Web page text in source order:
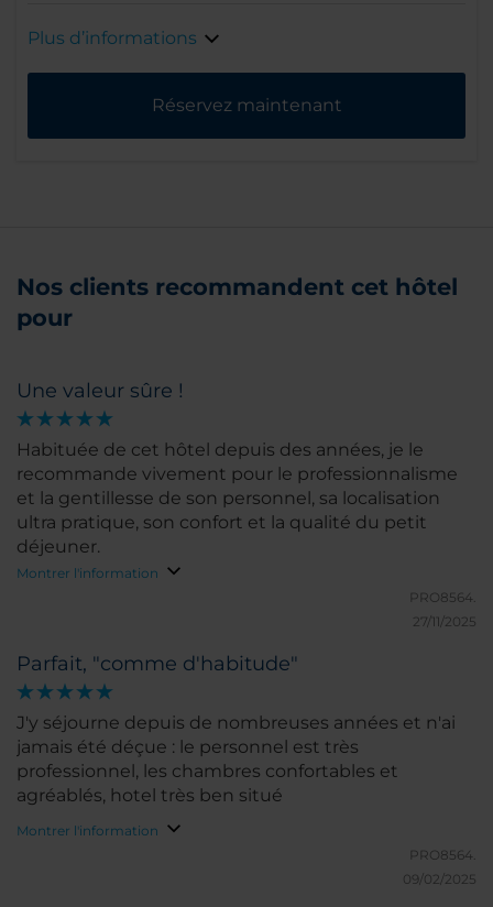
Plus d’informations
Réservez maintenant
Nos clients recommandent cet hôtel
pour
Une valeur sûre !
Habituée de cet hôtel depuis des années, je le
recommande vivement pour le professionnalisme
et la gentillesse de son personnel, sa localisation
ultra pratique, son confort et la qualité du petit
déjeuner.
Montrer l'information
PRO8564.
27/11/2025
Parfait, "comme d'habitude"
J'y séjourne depuis de nombreuses années et n'ai
jamais été déçue : le personnel est très
professionnel, les chambres confortables et
agréablés, hotel très ben situé
Montrer l'information
PRO8564.
09/02/2025